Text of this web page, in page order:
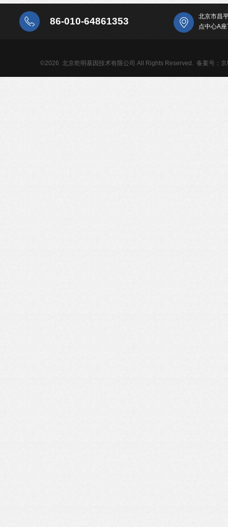
86-010-64861353
北京市昌
点中心A
©2026 北京乾明基因技术有限公司 All Rights Reserved.备案号：